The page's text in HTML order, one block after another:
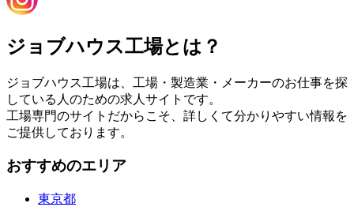
ジョブハウス工場とは？
ジョブハウス工場は、工場・製造業・メーカーのお仕事を探
している人のための求人サイトです。
工場専門のサイトだからこそ、詳しくて分かりやすい情報を
ご提供しております。
おすすめのエリア
東京都